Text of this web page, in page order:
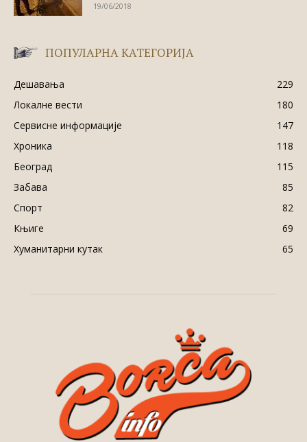
19/06/2018
ПОПУЛАРНА КАТЕГОРИЈА
Дешавања
229
Локалне вести
180
Сервисне информације
147
Хроника
118
Београд
115
Забава
85
Спорт
82
Књиге
69
Хуманитарни кутак
65